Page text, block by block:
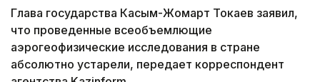
Глава государства Касым-Жомарт Токаев заявил,
что проведенные всеобъемлющие
аэрогеофизические исследования в стране
абсолютно устарели, передает корреспондент